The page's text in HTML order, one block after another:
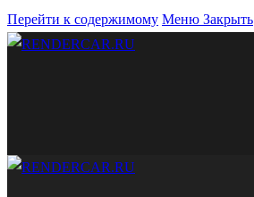
Перейти к содержимому Меню Закрыть